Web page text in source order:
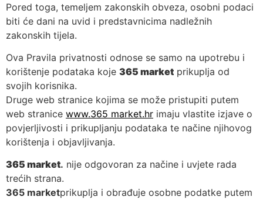
Pored toga, temeljem zakonskih obveza, osobni podaci
biti će dani na uvid i predstavnicima nadležnih
zakonskih tijela.
Ova Pravila privatnosti odnose se samo na upotrebu i
korištenje podataka koje 365 market prikuplja od
svojih korisnika.
Druge web stranice kojima se može pristupiti putem
web stranice www.365 market.hr imaju vlastite izjave o
povjerljivosti i prikupljanju podataka te načine njihovog
korištenja i objavljivanja.
365 market. nije odgovoran za načine i uvjete rada
trećih strana.
365 marketprikuplja i obrađuje osobne podatke putem